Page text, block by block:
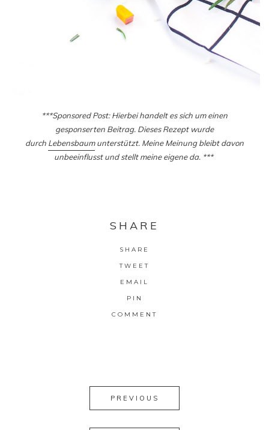
***Sponsored Post: Hierbei handelt es sich um einen
gesponserten Beitrag. Dieses Rezept wurde
durch Lebensbaumunterstützt. Meine Meinung bleibt davon
unbeeinflusst und stellt meine eigene da. ***
SHARE
SHARE
TWEET
EMAIL
PIN
COMMENT
PREVIOUS